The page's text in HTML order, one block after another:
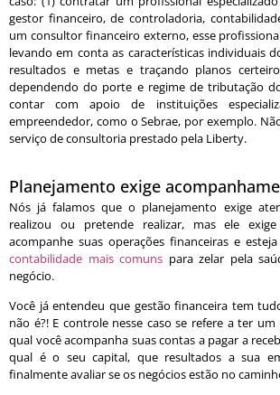
gestor financeiro, de controladoria,
um consultor financeiro externo, esse
levando em conta as características individuais
resultados e metas e traçando planos
dependendo do porte e regime de tributação
contar com apoio de instituições
empreendedor, como o Sebrae, por exemplo.
serviço de consultoria prestado pela Liberty.
Planejamento exige
Nós já falamos que o planejamento exige
realizou ou pretende realizar, mas ele
acompanhe suas operações financeiras e
contabilidade mais comuns para zelar pela
negócio.
Você já entendeu que gestão financeira tem
não é?! E controle nesse caso se refere a ter
qual você acompanha suas contas a pagar a
qual é o seu capital, que resultados a sua
finalmente avaliar se os negócios estão no